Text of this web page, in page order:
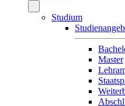
Studium
Master